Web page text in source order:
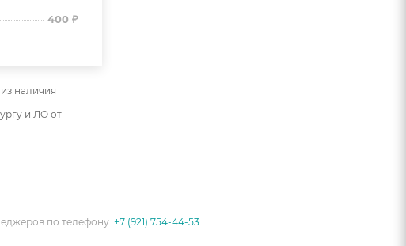
400₽
наличия
и ЛО от
по телефону:+7 (921) 754-44-53